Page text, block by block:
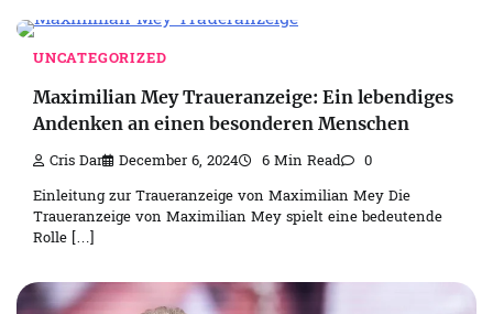
UNCATEGORIZED
Maximilian Mey Traueranzeige: Ein lebendiges
Andenken an einen besonderen Menschen
Cris Dar December 6, 2024 6 Min Read 0
Einleitung zur Traueranzeige von Maximilian Mey Die
Traueranzeige von Maximilian Mey spielt eine bedeutende
Rolle […]